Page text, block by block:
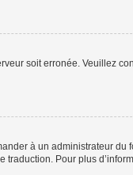
soit erronée. Veuillez
à un administrateur du
Pour plus